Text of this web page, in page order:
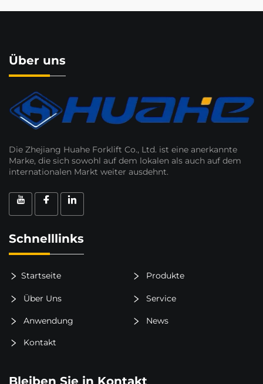
Über uns
Die Zhejiang Huahe Forklift Co., Ltd. ist eine anerkannte
Marke, die sich sowohl auf dem lokalen als auch auf dem
internationalen Markt weiter ausdehnt.
Schnelllinks
Startseite Produkte
Über Uns Service
Anwendung News
Kontakt
Bleiben Sie in Kontakt